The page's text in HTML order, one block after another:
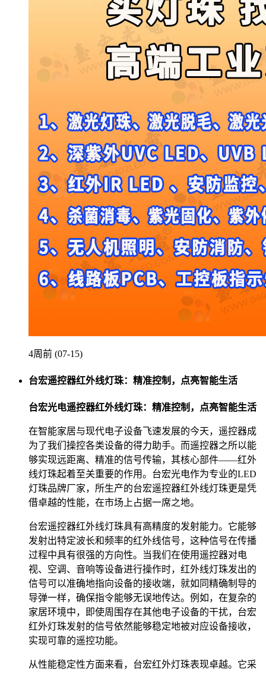
4周前 (07-15)
台宏遥控器红外线灯珠：精准控制，点亮智能生活
台宏光电遥控器红外线灯珠：精准控制，点亮智能生活
在智能家居与现代电子设备飞速发展的今天，遥控器成
为了我们操控各类设备的得力助手。而遥控器之所以能
够实现远距离、精准的信号传输，其核心部件——红外
线灯珠起着至关重要的作用。台宏光电作为专业的LED
灯珠品牌厂家，所生产的台宏遥控器红外线灯珠更是凭
借卓越的性能，在市场上占据一席之地。
台宏遥控器红外线灯珠具有高精度的发射能力。它能够
发射出特定波长和频率的红外线信号，这种信号在传播
过程中具有很强的方向性。当我们在使用遥控器对电
视、空调、音响等设备进行操作时，红外线灯珠发出的
信号可以准确地指向设备的接收端，就如同精确制导的
导弹一样，确保指令能够无误地传达。例如，在复杂的
家居环境中，即使周围存在其他电子设备的干扰，台宏
红外灯珠发射的信号依然能够稳定地被对应设备接收，
实现可靠的遥控功能。
从性能稳定性方面来看，台宏红外灯珠表现卓越。它采